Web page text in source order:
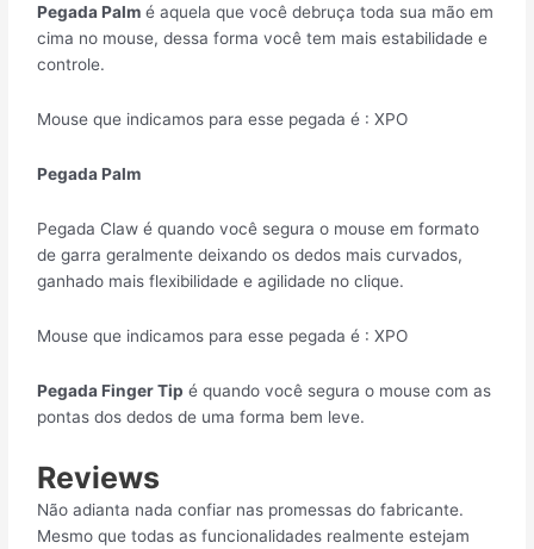
Pegada Palm é aquela que você debruça toda sua mão em
cima no mouse, dessa forma você tem mais estabilidade e
controle.
Mouse que indicamos para esse pegada é : XPO
Pegada Palm
Pegada Claw é quando você segura o mouse em formato
de garra geralmente deixando os dedos mais curvados,
ganhado mais flexibilidade e agilidade no clique.
Mouse que indicamos para esse pegada é : XPO
Pegada Finger Tip é quando você segura o mouse com as
pontas dos dedos de uma forma bem leve.
Reviews
Não adianta nada confiar nas promessas do fabricante.
Mesmo que todas as funcionalidades realmente estejam